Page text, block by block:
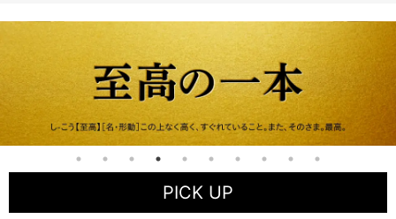
PICK UP